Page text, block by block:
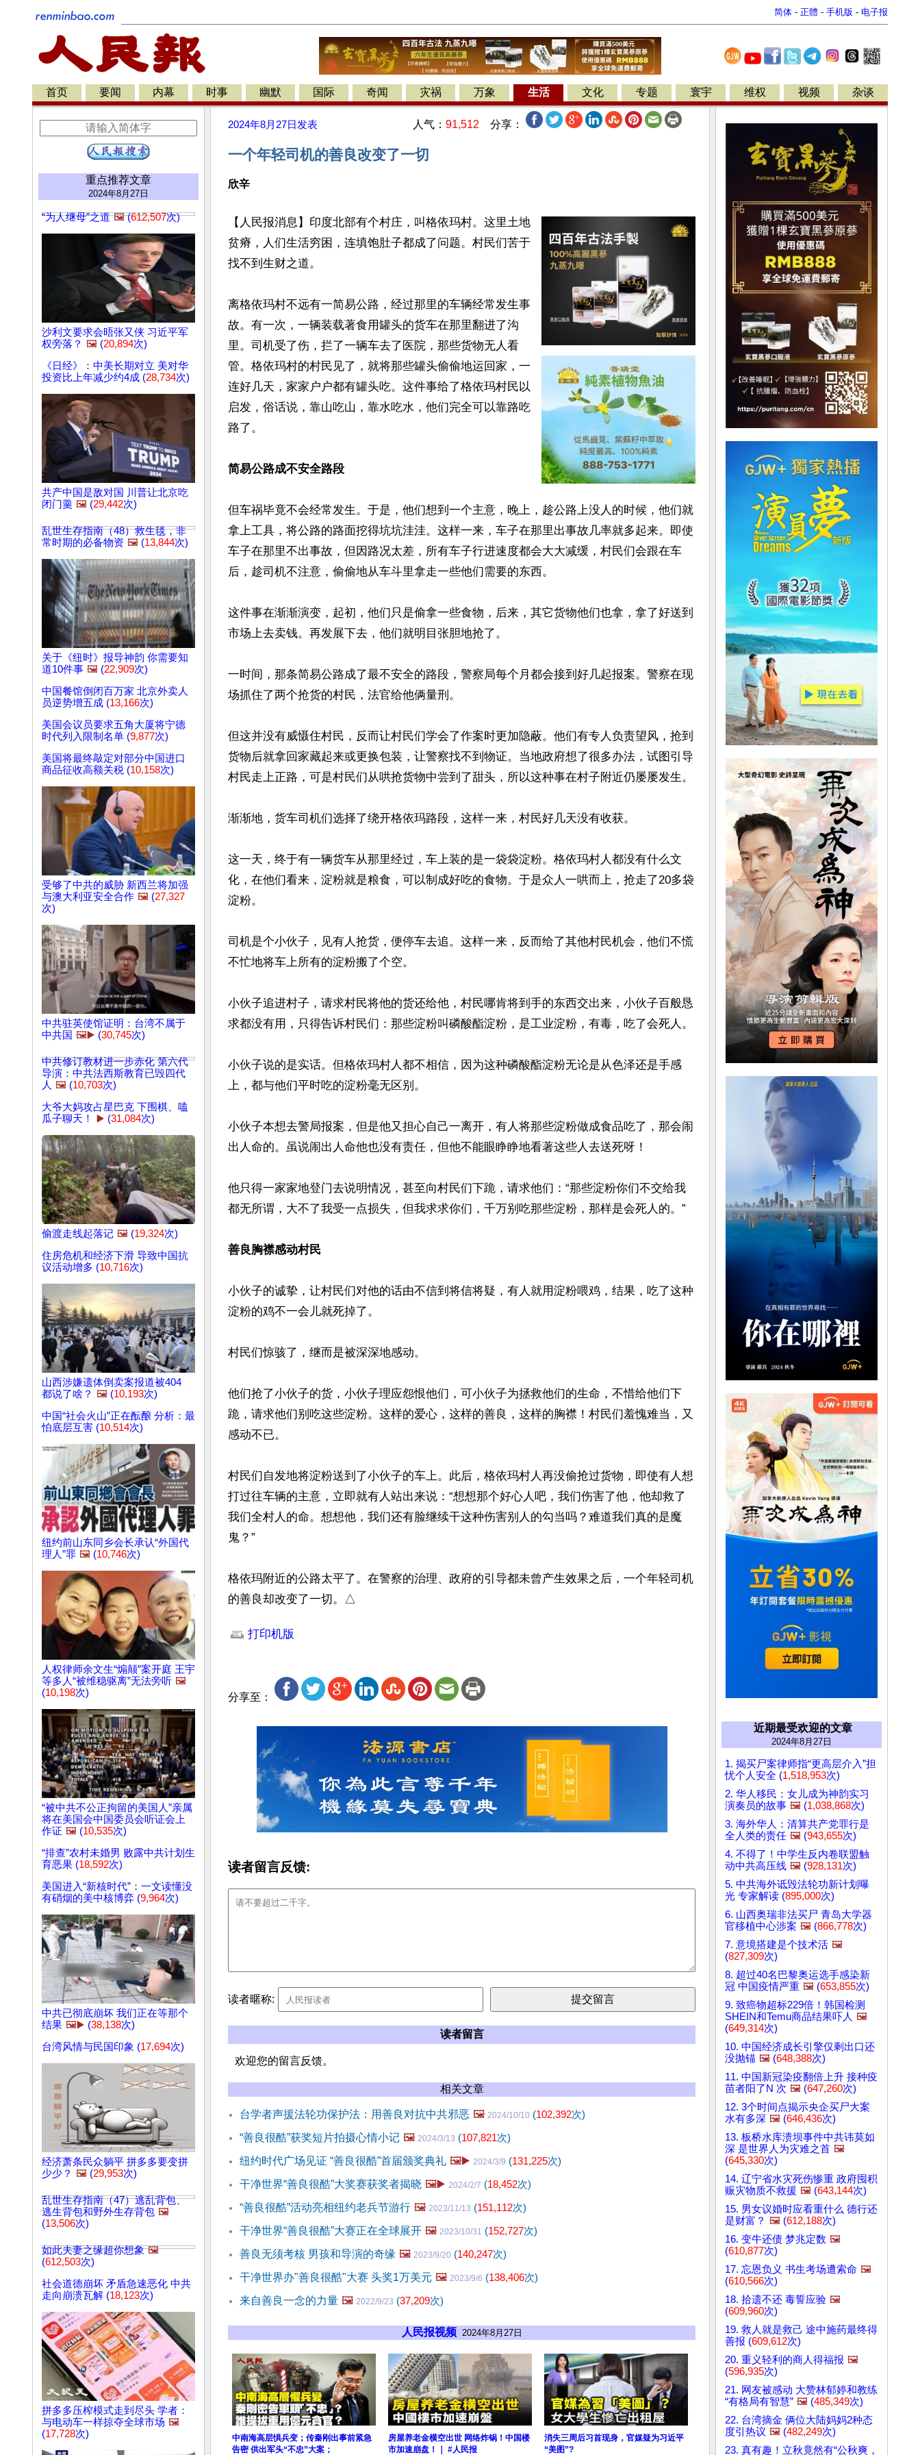
简体 - 正體 - 手机版 - 电子报
首页 要闻 内幕 时事 幽默 国际 奇闻 灾祸 万象 生活 文化 专题 寰宇 维权 视频 杂谈
重点推荐文章
2024年8月27日
“为人继母”之道 🖼️(612,507次)
沙利文要求会晤张又侠 习近平军
权旁落？ 🖼️ (20,894次)
《日经》：中美长期对立 美对华
投资比上年减少约4成 (28,734次)
共产中国是敌对国 川普让北京吃
闭门羹 🖼️ (29,442次)
乱世生存指南（48）救生毯，非
常时期的必备物资 🖼️ (13,844次)
关于《纽时》报导神韵 你需要知
道10件事 🖼️ (22,909次)
中国餐馆倒闭百万家 北京外卖人
员逆势增五成 (13,166次)
美国会议员要求五角大厦将宁德
时代列入限制名单 (9,877次)
美国将最终敲定对部分中国进口
商品征收高额关税 (10,158次)
受够了中共的威胁 新西兰将加强
与澳大利亚安全合作 🖼️ (27,327
次)
中共驻英使馆证明：台湾不属于
中共国 🖼️▶️ (30,745次)
中共修订教材进一步赤化 第六代
导演：中共法西斯教育已毁四代
人 🖼️ (10,703次)
大爷大妈攻占星巴克 下围棋、嗑
瓜子聊天！
▶️ (31,084次)
偷渡走线起落记 🖼️ (19,324次)
住房危机和经济下滑 导致中国抗
议活动增多 (10,716次)
山西涉嫌遗体倒卖案报道被404
都说了啥？ 🖼️ (10,193次)
中国“社会火山”正在酝酿 分析：最
怕底层互害 (10,514次)
纽约前山东同乡会长承认“外国代
理人”罪 🖼️ (10,746次)
人权律师余文生“煽颠”案开庭 王宇
等多人“被维稳驱离”无法旁听 🖼️
(10,198次)
“被中共不公正拘留的美国人”亲属
将在美国会中国委员会听证会上
作证 🖼️ (10,535次)
“排查”农村未婚男 败露中共计划生
育恶果 (18,592次)
美国进入“新核时代”：一文读懂没
有硝烟的美中核博弈 (9,964次)
中共已彻底崩坏 我们正在等那个
结果 🖼️▶️ (38,138次)
台湾风情与民国印象 (17,694次)
经济萧条民众躺平 拼多多要变拼
少少？ 🖼️ (29,953次)
乱世生存指南（47）逃乱背包、
逃生背包和野外生存背包 🖼️
(13,506次)
如此夫妻之缘超你想象 🖼️
(612,503次)
社会道德崩坏 矛盾急速恶化 中共
走向崩溃瓦解 (18,123次)
拼多多压榨模式走到尽头 学者：
与电动车一样掠夺全球市场 🖼️
(17,728次)
2024年8月27日 发表 人气： 91,512 分享：
一个年轻司机的善良改变了一切
欣辛
【人民报消息】印度北部有个村庄，叫格依玛村。这里土地
贫瘠，人们生活穷困，连填饱肚子都成了问题。村民们苦于
找不到生财之道。
离格依玛村不远有一简易公路，经过那里的车辆经常发生事
故。有一次，一辆装载著食用罐头的货车在那里翻进了沟
里。司机受了伤，拦了一辆车去了医院，那些货物无人看
管。格依玛村的村民见了，就将那些罐头偷偷地运回家，一
连好几天，家家户户都有罐头吃。这件事给了格依玛村民以
启发，俗话说，靠山吃山，靠水吃水，他们完全可以靠路吃
路了。
简易公路成不安全路段
但车祸毕竟不会经常发生。于是，他们想到一个主意，晚上，趁公路上没人的时候，他们就
拿上工具，将公路的路面挖得坑坑洼洼。这样一来，车子在那里出事故几率就多起来。即使
车子在那里不出事故，但因路况太差，所有车子行进速度都会大大减缓，村民们会跟在车
后，趁司机不注意，偷偷地从车斗里拿走一些他们需要的东西。
这件事在渐渐演变，起初，他们只是偷拿一些食物，后来，其它货物他们也拿，拿了好送到
市场上去卖钱。再发展下去，他们就明目张胆地抢了。
一时间，那条简易公路成了最不安全的路段，警察局每个月都会接到好几起报案。警察在现
场抓住了两个抢货的村民，法官给他俩量刑。
但这并没有威慑住村民，反而让村民们学会了作案时更加隐蔽。他们有专人负责望风，抢到
货物后就拿回家藏起来或更换包装，让警察找不到物证。当地政府想了很多办法，试图引导
村民走上正路，可是村民们从哄抢货物中尝到了甜头，所以这种事在村子附近仍屡屡发生。
渐渐地，货车司机们选择了绕开格依玛路段，这样一来，村民好几天没有收获。
这一天，终于有一辆货车从那里经过，车上装的是一袋袋淀粉。格依玛村人都没有什么文
化，在他们看来，淀粉就是粮食，可以制成好吃的食物。于是众人一哄而上，抢走了20多袋
淀粉。
司机是个小伙子，见有人抢货，便停车去追。这样一来，反而给了其他村民机会，他们不慌
不忙地将车上所有的淀粉搬了个空。
小伙子追进村子，请求村民将他的货还给他，村民哪肯将到手的东西交出来，小伙子百般恳
求都没有用，只得告诉村民们：那些淀粉叫磷酸酯淀粉，是工业淀粉，有毒，吃了会死人。
小伙子说的是实话。但格依玛村人都不相信，因为这种磷酸酯淀粉无论是从色泽还是手感
上，都与他们平时吃的淀粉毫无区别。
小伙子本想去警局报案，但是他又担心自己一离开，有人将那些淀粉做成食品吃了，那会闹
出人命的。虽说闹出人命他也没有责任，但他不能眼睁睁地看著这些人去送死呀！
他只得一家家地登门去说明情况，甚至向村民们下跪，请求他们：“那些淀粉你们不交给我
都无所谓，大不了我受一点损失，但我求求你们，千万别吃那些淀粉，那样是会死人的。”
善良胸襟感动村民
小伙子的诚挚，让村民们对他的话由不信到将信将疑，有人就用淀粉喂鸡，结果，吃了这种
淀粉的鸡不一会儿就死掉了。
村民们惊骇了，继而是被深深地感动。
他们抢了小伙子的货，小伙子理应怨恨他们，可小伙子为拯救他们的生命，不惜给他们下
跪，请求他们别吃这些淀粉。这样的爱心，这样的善良，这样的胸襟！村民们羞愧难当，又
感动不已。
村民们自发地将淀粉送到了小伙子的车上。此后，格依玛村人再没偷抢过货物，即使有人想
打过往车辆的主意，立即就有人站出来说：“想想那个好心人吧，我们伤害了他，他却救了
我们全村人的命。想想他，我们还有脸继续干这种伤害别人的勾当吗？难道我们真的是魔
鬼？”
格依玛附近的公路太平了。在警察的治理、政府的引导都未曾产生效果之后，一个年轻司机
的善良却改变了一切。△
打印机版
分享至：
读者留言反馈:
读者暱称:
读者留言
欢迎您的留言反馈。
相关文章
台学者声援法轮功保护法：用善良对抗中共邪恶 🖼️ 2024/10/10 (102,392次)
“善良很酷”获奖短片拍摄心情小记 🖼️ 2024/3/13 (107,821次)
纽约时代广场见证 “善良很酷”首届颁奖典礼 🖼️▶️ 2024/3/9 (131,225次)
干净世界“善良很酷”大奖赛获奖者揭晓 🖼️▶️ 2024/2/7 (18,452次)
“善良很酷”活动亮相纽约老兵节游行 🖼️ 2023/11/13 (151,112次)
干净世界“善良很酷”大赛正在全球展开 🖼️ 2023/10/31 (152,727次)
善良无须考核 男孩和导演的奇缘 🖼️ 2023/9/20 (140,247次)
干净世界办"善良很酷"大赛 头奖1万美元 🖼️ 2023/9/6 (138,406次)
来自善良一念的力量 🖼️ 2022/9/23 (37,209次)
人民报视频 2024年8月27日
中南海高层惧兵变；传秦刚出事前紧急
告密 供出军头“不忠”大案；
房屋养老金横空出世 网络炸锅！中国楼
市加速崩盘！｜ #人民报
消失三周后习首现身，官媒疑为习近平
“美图”?
近期最受欢迎的文章
2024年8月27日
1. 揭买尸案律师指“更高层介入”担
忧个人安全 (1,518,953次)
2. 华人移民：女儿成为神韵实习
演奏员的故事 🖼️ (1,038,868次)
3. 海外华人：清算共产党罪行是
全人类的责任 🖼️ (943,655次)
4. 不得了！中学生反内卷联盟触
动中共高压线 🖼️ (928,131次)
5. 中共海外诋毁法轮功新计划曝
光 专家解读 (895,000次)
6. 山西奥瑞非法买尸 青岛大学器
官移植中心涉案 🖼️ (866,778次)
7. 意境搭建是个技术活 🖼️
(827,309次)
8. 超过40名巴黎奥运选手感染新
冠 中国疫情严重 🖼️ (653,855次)
9. 致癌物超标229倍！韩国检测
SHEIN和Temu商品结果吓人 🖼️
(649,314次)
10. 中国经济成长引擎仅剩出口还
没抛锚 🖼️ (648,388次)
11. 中国新冠染疫翻倍上升 接种疫
苗者阳了N 次 🖼️ (647,260次)
12. 3个时间点揭示央企买尸大案
水有多深 🖼️ (646,436次)
13. 板桥水库溃坝事件中共讳莫如
深 是世界人为灾难之首 🖼️
(645,330次)
14. 辽宁省水灾死伤惨重 政府囤积
赈灾物质不救援 🖼️ (643,144次)
15. 男女议婚时应看重什么 德行还
是财富？ 🖼️ (612,188次)
16. 变牛还债 梦兆定数 🖼️
(610,877次)
17. 忘恩负义 书生考场遭索命 🖼️
(610,566次)
18. 拾遗不还 毒誓应验 🖼️
(609,960次)
19. 救人就是救己 途中施药最终得
善报 (609,612次)
20. 重义轻利的商人得福报 🖼️
(596,935次)
21. 网友被感动 大赞林郁婷和教练
“有格局有智慧” 🖼️ (485,349次)
22. 台湾摘金 俩位大陆妈妈2种态
度引热议 🖼️ (482,249次)
23. 真有趣！立秋竟然有“公秋爽，